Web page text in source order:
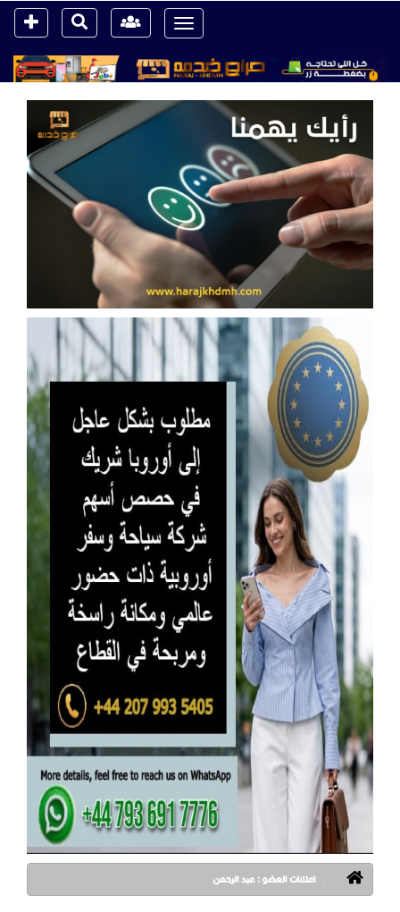
Toggle
navigation
اعلانات العضو : عبد الرحمن